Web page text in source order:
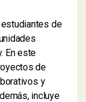
de
En este
de
y
incluye